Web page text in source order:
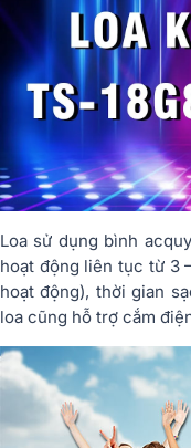
Loa sử dụng bình
hoạt động liên tục từ 3
hoạt động), thời gian
loa cũng hỗ trợ cắm